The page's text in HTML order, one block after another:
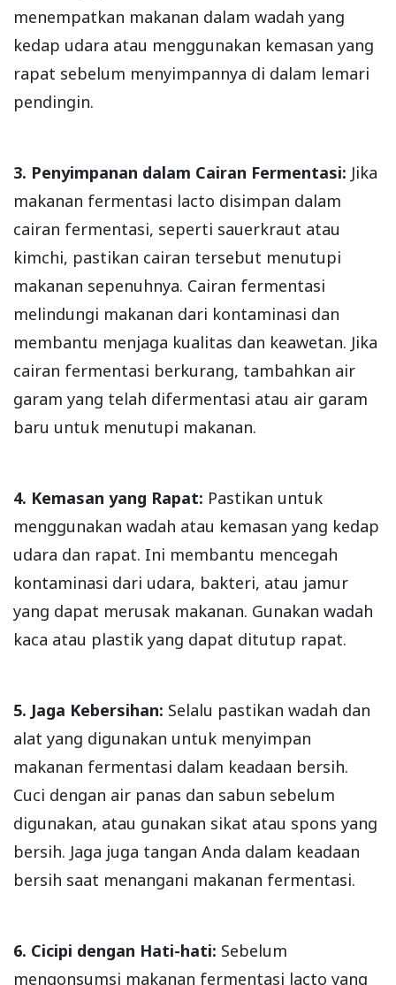
menempatkan makanan dalam wadah yang
kedap udara atau menggunakan kemasan yang
rapat sebelum menyimpannya di dalam lemari
pendingin.
3. Penyimpanan dalam Cairan Fermentasi: Jika
makanan fermentasi lacto disimpan dalam
cairan fermentasi, seperti sauerkraut atau
kimchi, pastikan cairan tersebut menutupi
makanan sepenuhnya. Cairan fermentasi
melindungi makanan dari kontaminasi dan
membantu menjaga kualitas dan keawetan. Jika
cairan fermentasi berkurang, tambahkan air
garam yang telah difermentasi atau air garam
baru untuk menutupi makanan.
4. Kemasan yang Rapat: Pastikan untuk
menggunakan wadah atau kemasan yang kedap
udara dan rapat. Ini membantu mencegah
kontaminasi dari udara, bakteri, atau jamur
yang dapat merusak makanan. Gunakan wadah
kaca atau plastik yang dapat ditutup rapat.
5. Jaga Kebersihan: Selalu pastikan wadah dan
alat yang digunakan untuk menyimpan
makanan fermentasi dalam keadaan bersih.
Cuci dengan air panas dan sabun sebelum
digunakan, atau gunakan sikat atau spons yang
bersih. Jaga juga tangan Anda dalam keadaan
bersih saat menangani makanan fermentasi.
6. Cicipi dengan Hati-hati: Sebelum
mengonsumsi makanan fermentasi lacto yang